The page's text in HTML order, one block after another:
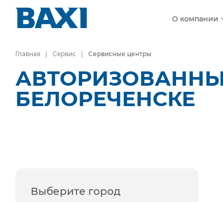
О компании
Главная Сервис Сервисные центры
БЕЛОРЕЧЕНСКЕ
Выберите город